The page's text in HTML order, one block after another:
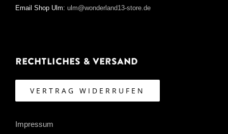
Email Shop Ulm: ulm@wonderland13-store.de
Rechtliches & Versand
VERTRAG WIDERRUFEN
Impressum